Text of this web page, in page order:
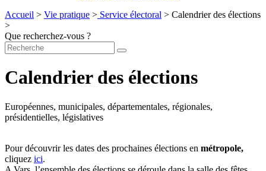
Accueil > Vie pratique > Service électoral > Calendrier des élections
>
Que recherchez-vous ?
Calendrier des élections
Européennes, municipales, départementales, régionales,
présidentielles, législatives
Pour découvrir les dates des prochaines élections en métropole,
cliquez ici.